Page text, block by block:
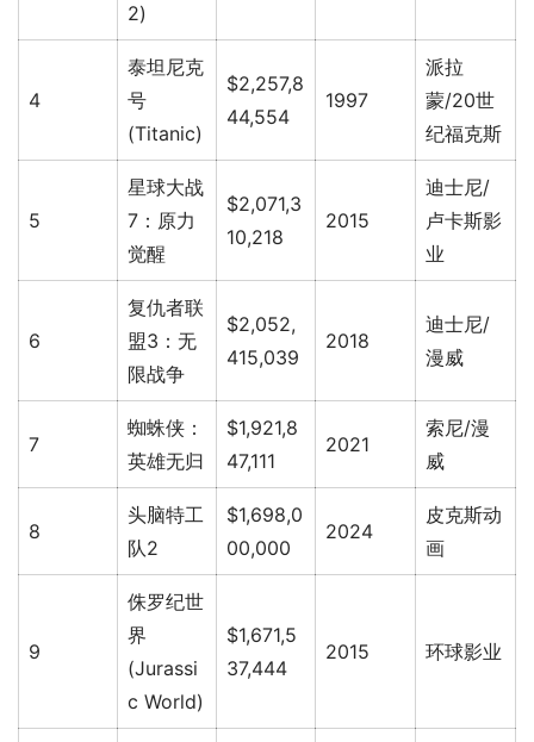
2)
4
泰坦尼克
号
(Titanic)
$2,257,8
44,554
1997
派拉
蒙/20世
纪福克斯
5
星球大战
7：原力
觉醒
$2,071,3
10,218
2015
迪士尼/
卢卡斯影
业
6
复仇者联
盟3：无
限战争
$2,052,
415,039
2018
迪士尼/
漫威
7
蜘蛛侠：
英雄无归
$1,921,8
47,111
2021
索尼/漫
威
8
头脑特工
队2
$1,698,0
00,000
2024
皮克斯动
画
9
侏罗纪世
界
(Jurassi
c World)
$1,671,5
37,444
2015 环球影业